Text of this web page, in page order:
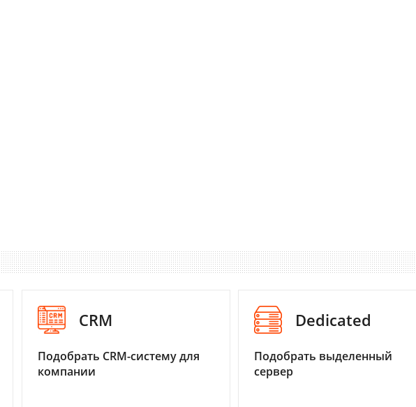
CRM
Подобрать CRM-систему для
компании
Dedicated
Подобрать выделенный
сервер